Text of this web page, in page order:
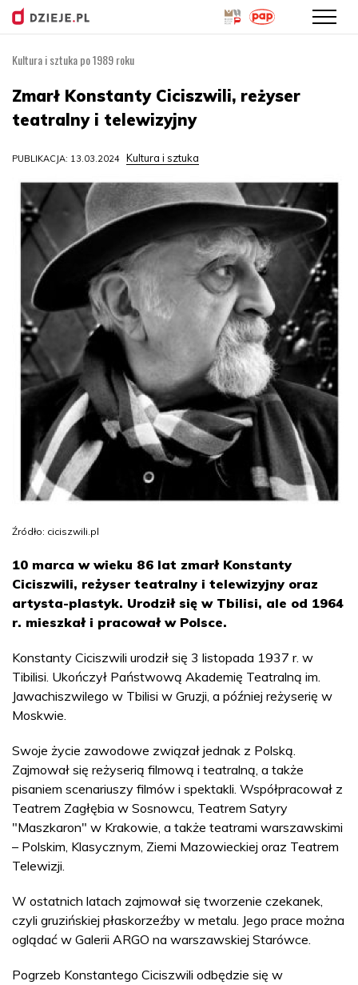
treści
Kultura i sztuka po 1989 roku
Zmarł Konstanty Ciciszwili, reżyser
teatralny i telewizyjny
PUBLIKACJA: 13.03.2024 Kultura i sztuka
Źródło: ciciszwili.pl
10 marca w wieku 86 lat zmarł Konstanty
Ciciszwili, reżyser teatralny i telewizyjny oraz
artysta-plastyk. Urodził się w Tbilisi, ale od 1964
r. mieszkał i pracował w Polsce.
Konstanty Ciciszwili urodził się 3 listopada 1937 r. w
Tibilisi. Ukończył Państwową Akademię Teatralną im.
Jawachiszwilego w Tbilisi w Gruzji, a później reżyserię w
Moskwie.
Swoje życie zawodowe związał jednak z Polską.
Zajmował się reżyserią filmową i teatralną, a także
pisaniem scenariuszy filmów i spektakli. Współpracował z
Teatrem Zagłębia w Sosnowcu, Teatrem Satyry
"Maszkaron" w Krakowie, a także teatrami warszawskimi
– Polskim, Klasycznym, Ziemi Mazowieckiej oraz Teatrem
Telewizji.
W ostatnich latach zajmował się tworzenie czekanek,
czyli gruzińskiej płaskorzeźby w metalu. Jego prace można
oglądać w Galerii ARGO na warszawskiej Starówce.
Pogrzeb Konstantego Ciciszwili odbędzie się w